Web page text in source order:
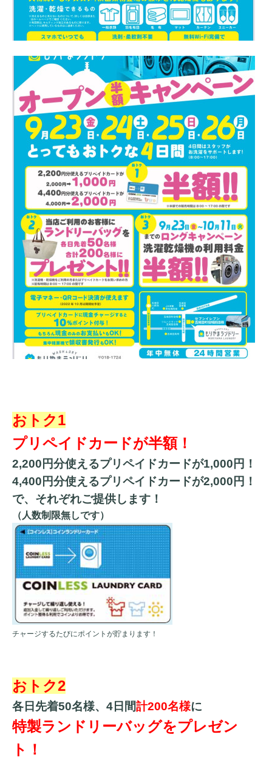
おトク1
プリペイドカードが半額！
2,200円分使えるプリペイドカードが1,000円！
4,400円分使えるプリペイドカードが2,000円！
で、それぞれご提供します！
（人数制限無しです）
チャージするたびにポイントが貯まります！
おトク2
各日先着50名様、4日間計200名様に
特製ランドリーバッグをプレゼン
ト！